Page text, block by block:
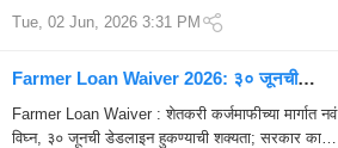
शेतकऱ्यांसाठी अत्यंत दिलासादायक आणि मोठी बातमी समोर
Tue, 02 Jun, 2026 3:31 PM
Farmer Loan Waiver 2026: ३० जूनची
डेडलाइन धोक्यात? विधानपरिषद निवडणुकीमुळे
शेतकरी कर्जमाफीवर मोठं संकट
Farmer Loan Waiver : शेतकरी कर्जमाफीच्या मार्गात नवं
विघ्न, ३० जूनची डेडलाइन हुकण्याची शक्यता; सरकार काय